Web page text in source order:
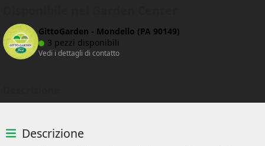
GittoGarden - Mondello (PA 90149)
3 pezzi disponibili
Vedi i dettagli di contatto
Descrizione